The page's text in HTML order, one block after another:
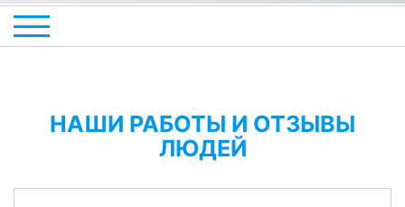
НАШИ РАБОТЫ И ОТЗЫВЫ
ЛЮДЕЙ